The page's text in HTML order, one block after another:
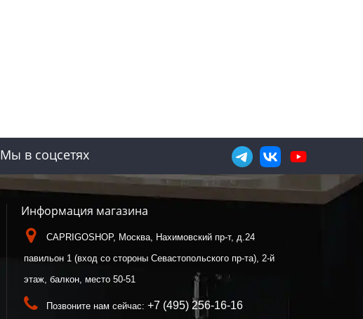
Мы в соцсетях
Информация магазина
CAPRIGOSHOP, Москва, Нахимовский пр-т, д.24
павильон 1 (вход со стороны Севастопольского пр-та), 2-й
этаж, балкон, место 50-51
Позвоните нам сейчас: +7 (495) 256-16-16